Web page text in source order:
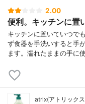
2.00
便利。キッチンに置
キッチンに置いていつで
ず食器を手洗いすると手
ます。濡れたままの手に
atrix(アトリック